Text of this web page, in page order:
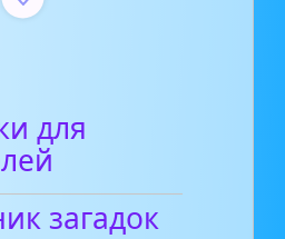
для
загадок